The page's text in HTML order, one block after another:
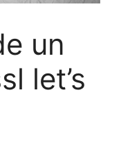
un
let’s